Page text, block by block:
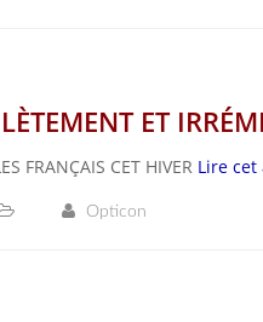
ET
FRANÇAIS CET HIVER Lire cet
Opticon